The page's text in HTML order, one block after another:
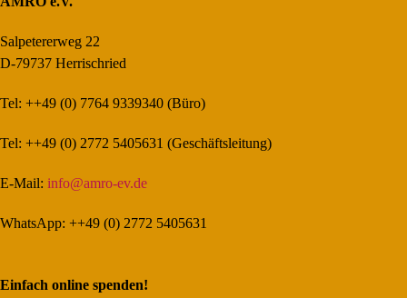
Salpetererweg 22
D-79737 Herrischried
Tel: ++49 (0) 7764 9339340 (Büro)
Tel: ++49 (0) 2772 5405631 (Geschäftsleitung)
E-Mail: info@amro-ev.de
WhatsApp: ++49 (0) 2772 5405631
Einfach online spenden!